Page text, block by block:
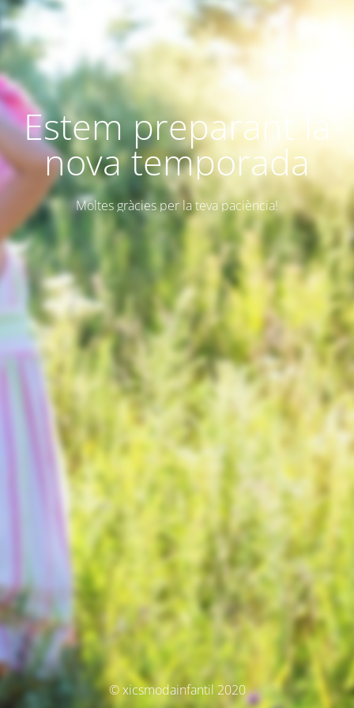
Estem preparant la
nova temporada
Moltes gràcies per la teva paciència!
© xicsmodainfantil 2020